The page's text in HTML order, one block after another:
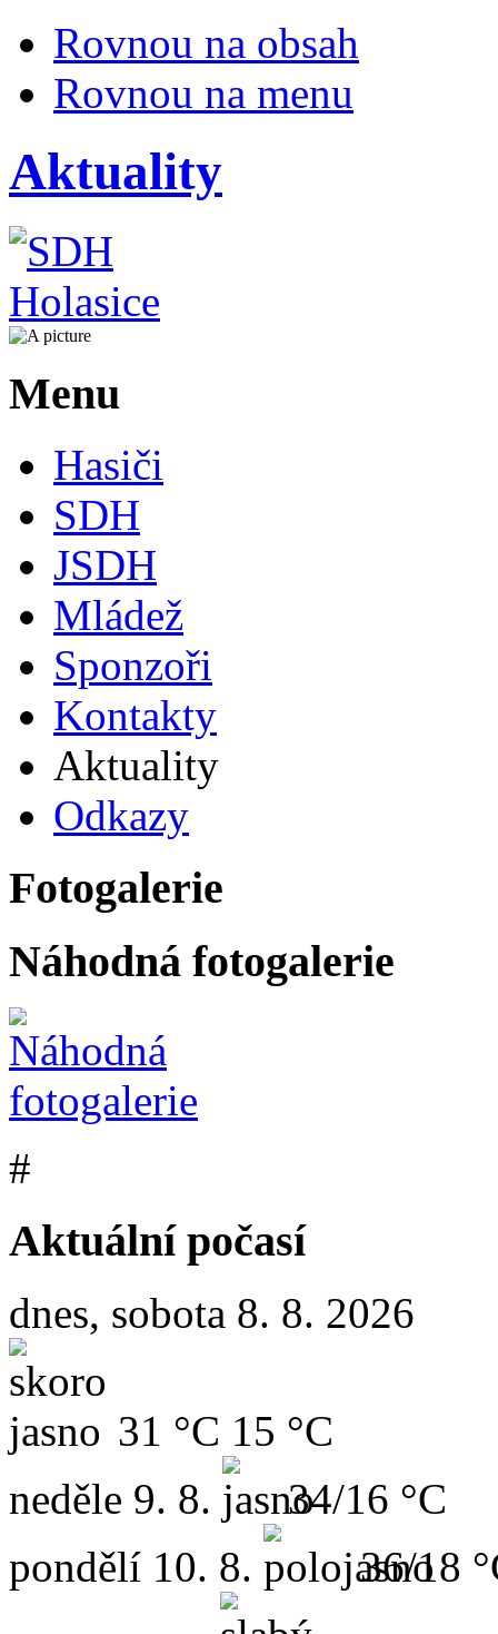
Rovnou na obsah
Rovnou na menu
Aktuality
Menu
Hasiči
SDH
JSDH
Mládež
Sponzoři
Kontakty
Aktuality
Odkazy
Fotogalerie
Náhodná fotogalerie
#
Aktuální počasí
dnes, sobota 8. 8. 2026
31 °C 15 °C
neděle 9. 8.
34/16 °C
pondělí 10. 8. 36/18